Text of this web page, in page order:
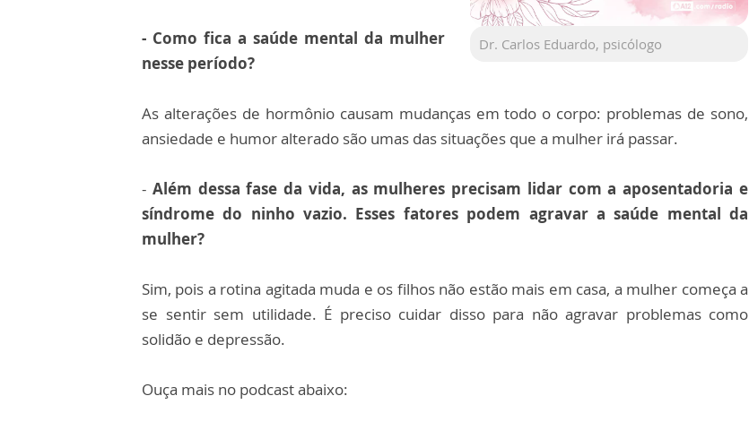
Dr. Carlos Eduardo, psicólogo
- Como fica a saúde mental da mulher
nesse período?
As alterações de hormônio causam mudanças em todo o corpo: problemas de sono,
ansiedade e humor alterado são umas das situações que a mulher irá passar.
- Além dessa fase da vida, as mulheres precisam lidar com a aposentadoria e
síndrome do ninho vazio. Esses fatores podem agravar a saúde mental da
mulher?
Sim, pois a rotina agitada muda e os filhos não estão mais em casa, a mulher começa a
se sentir sem utilidade. É preciso cuidar disso para não agravar problemas como
solidão e depressão.
Ouça mais no podcast abaixo: